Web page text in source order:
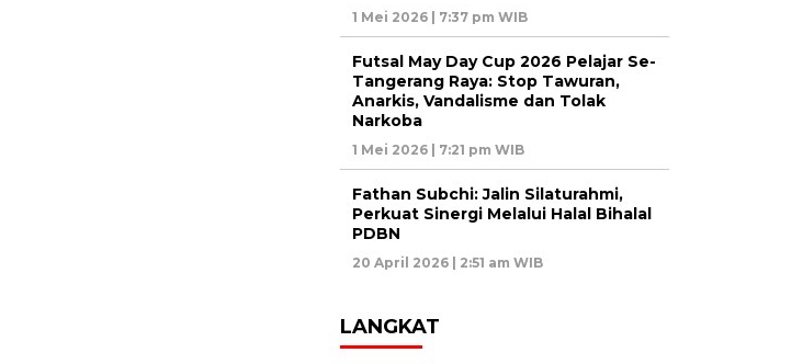
1 Mei 2026 | 7:37 pm WIB
Futsal May Day Cup 2026 Pelajar Se-
Tangerang Raya: Stop Tawuran,
Anarkis, Vandalisme dan Tolak
Narkoba
1 Mei 2026 | 7:21 pm WIB
Fathan Subchi: Jalin Silaturahmi,
Perkuat Sinergi Melalui Halal Bihalal
PDBN
20 April 2026 | 2:51 am WIB
LANGKAT